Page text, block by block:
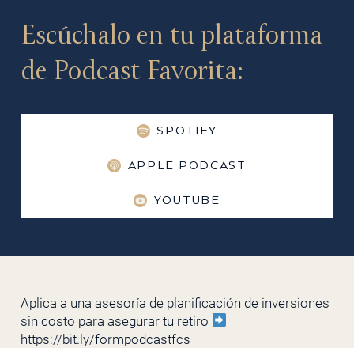
Escúchalo en tu plataforma
de Podcast Favorita:
SPOTIFY
APPLE PODCAST
YOUTUBE
Aplica a una asesoría de planificación de inversiones
sin costo para asegurar tu retiro
https://bit.ly/formpodcastfcs